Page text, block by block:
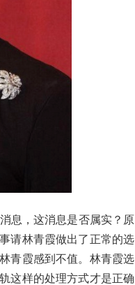
息，这消息是否属实？原
请林青霞做出了正常的选
青霞感到不值。林青霞选
这样的处理方式才是正确